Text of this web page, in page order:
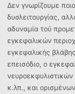
Δεν γνωρίζουμε
δυσλειτουργίας,
αδυναμία τού
εγκεφαλικών
εγκεφαλικής
επεισόδιο, ο
κ.λπ., και